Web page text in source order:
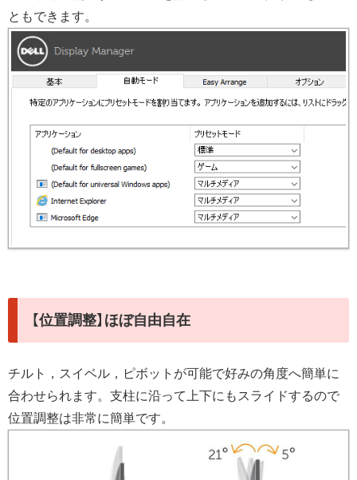
ともできます。
【位置調整】ほぼ自由自在
チルト，スイベル，ピボットが可能で好みの角度へ簡単に
合わせられます。支柱に沿って上下にもスライドするので
位置調整は非常に簡単です。